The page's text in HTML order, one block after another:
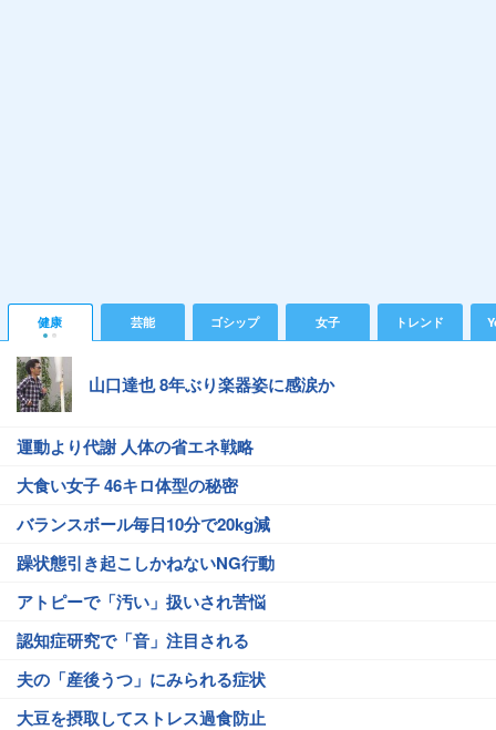
健康 芸能 ゴシップ 女子 トレンド
山口達也 8年ぶり楽器姿に感涙か
運動より代謝 人体の省エネ戦略
大食い女子 46キロ体型の秘密
バランスボール毎日10分で20kg減
躁状態引き起こしかねないNG行動
アトピーで「汚い」扱いされ苦悩
認知症研究で「音」注目される
夫の「産後うつ」にみられる症状
大豆を摂取してストレス過食防止